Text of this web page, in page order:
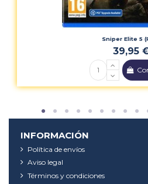
Sniper Elite 5
39,95
INFORMACIÓN
Política de envíos
Aviso legal
Términos y condiciones